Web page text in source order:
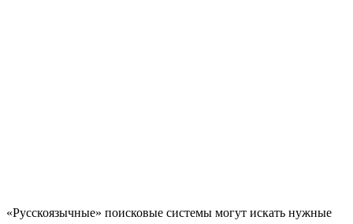
«Русскоязычные» поисковые системы могут искать нужные